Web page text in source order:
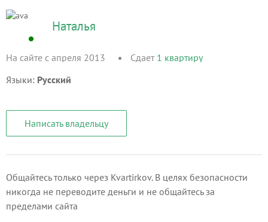
Наталья
На сайте с апреля 2013 Сдает 1 квартиру
Языки: Русский
Написать владельцу
Общайтесь только через Kvartirkov. В целях безопасности
никогда не переводите деньги и не общайтесь за
пределами сайта